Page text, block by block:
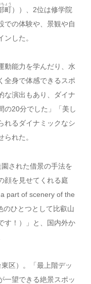
町
ちょう
））、2位は修学院
での体験や、景観や自
した。
動能力を学んだり、水
全身で体感できるスポ
な演出もあり、ダイナ
の20分でした」「美し
れるダイナミックなシ
れた。
園された借景の手法を
顔を見せてくれる庭
part of scenery of the
ひとつとして比叡山
す！）」と、国内外か
区）。「最上階デッ
一望できる絶景スポッ